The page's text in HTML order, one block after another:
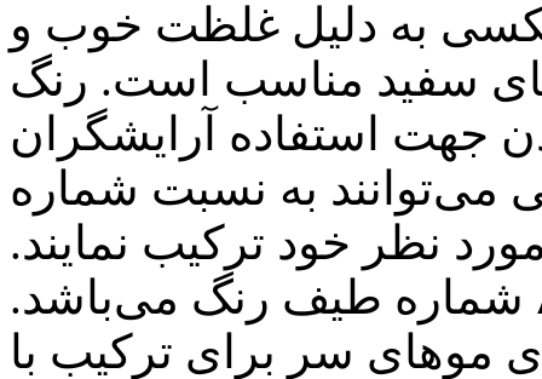
به دلیل غلظت خوب و
سفید مناسب است. رنگ
جهت استفاده آرایشگران
می‌توانند به نسبت شماره
مورد نظر خود ترکیب نمایند.
کاتالوگ رنگ یکسی دارای ۸۳ شماره طیف رنگ می‌باشد.
موهای سر برای ترکیب با